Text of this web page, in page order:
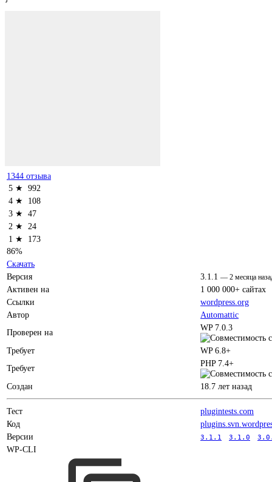
1344 отзыва
5 ★ 992
4 ★
108
3 ★ 47
2 ★
24
1 ★
173
86%
Скачать
Версия
3.1.1 — 2 месяца
Активен на
1 000 000+ сайтах
Ссылки
wordpress.org
Автор
Automattic
Проверен на
WP 7.0.3
Требует
WP 6.8+
Требует
PHP 7.4+
Создан 18.7 лет назад
Тест
plugintests.com
Код
Версии
3.1.1 3.1.0
WP-CLI